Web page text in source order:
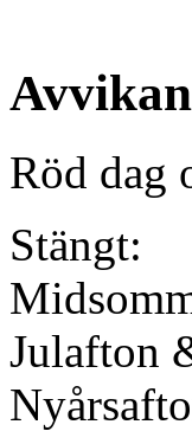
Röd dag
Stängt:
Julafton